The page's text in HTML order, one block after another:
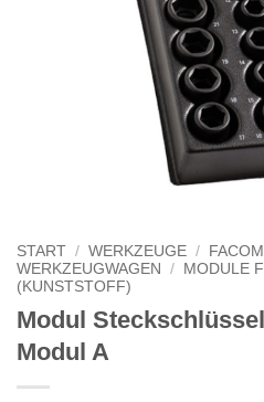
START / WERKZEUGE /
WERKZEUGWAGEN
/
MODULE
(KUNSTSTOFF)
Modul
Modul A